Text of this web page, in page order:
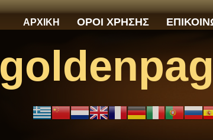
ΑΡΧΙΚΗ ΟΡΟΙ ΧΡΗΣΗΣ